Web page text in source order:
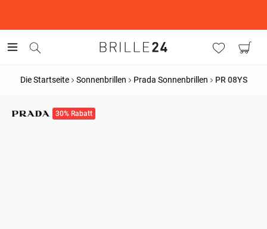
Die Startseite Sonnenbrillen Prada Sonnenbrillen PR 08YS
30% Rabatt